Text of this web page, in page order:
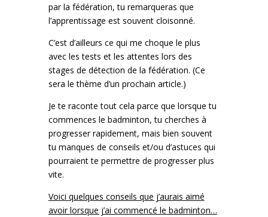
par la fédération, tu remarqueras que
l’apprentissage est souvent cloisonné.
C’est d’ailleurs ce qui me choque le plus
avec les tests et les attentes lors des
stages de détection de la fédération. (Ce
sera le thème d’un prochain article.)
Je te raconte tout cela parce que lorsque tu
commences le badminton, tu cherches à
progresser rapidement, mais bien souvent
tu manques de conseils et/ou d’astuces qui
pourraient te permettre de progresser plus
vite.
Voici quelques conseils que j’aurais aimé
avoir lorsque j’ai commencé le badminton…